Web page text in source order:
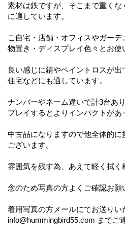
素材は鉄ですが、そこまで重くな
に適しています。
ご自宅・店舗・オフィスやガー
物置き・ディスプレイ色々とお使
良い感じに錆やペイントロスが
住宅などにも適しています。
ナンバーやネーム違いで計3台あ
プレイするとよりインパクトがあ
中古品になりますので他全体的
ございます。
雰囲気を残す為、あえて軽く拭く
念のため写真の方よくご確認お願
着用写真の方メールにてお送り
info@hummingbird55.com までご